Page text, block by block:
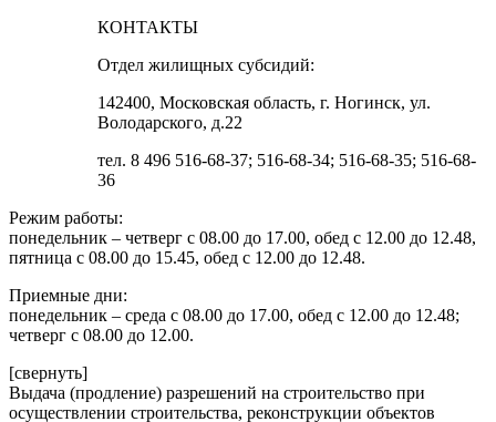
КОНТАКТЫ
Отдел жилищных субсидий:
142400, Московская область, г. Ногинск, ул.
Володарского, д.22
тел. 8 496 516-68-37; 516-68-34; 516-68-35; 516-68-
36
Режим работы:
понедельник – четверг с 08.00 до 17.00, обед с 12.00 до 12.48,
пятница с 08.00 до 15.45, обед с 12.00 до 12.48.
Приемные дни:
понедельник – среда с 08.00 до 17.00, обед с 12.00 до 12.48;
четверг с 08.00 до 12.00.
[свернуть]
Выдача (продление) разрешений на строительство при
осуществлении строительства, реконструкции объектов